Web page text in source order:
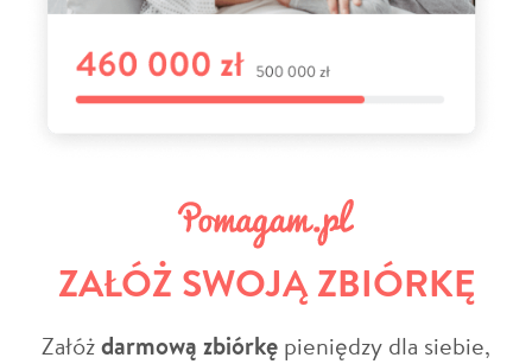
ZAŁÓŻ SWOJĄ ZBIÓRKĘ
Załóżdarmową zbiórkę pieniędzy dla siebie,